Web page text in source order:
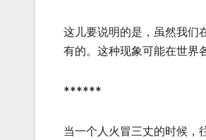
这儿要说明的是，虽然我们
有的。这种现象可能在世界
******
当一个人火冒三丈的时候，